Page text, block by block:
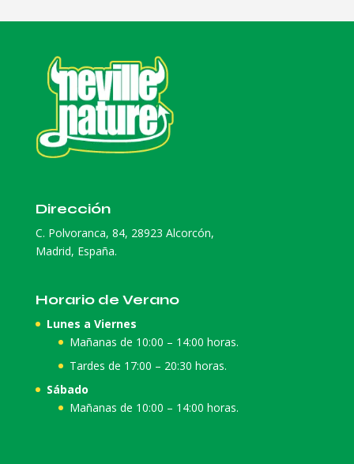
Dirección
C. Polvoranca, 84, 28923 Alcorcón,
Madrid, España.
Horario de Verano
Lunes a Viernes
Mañanas de 10:00 – 14:00 horas.
Tardes de 17:00 – 20:30 horas.
Sábado
Mañanas de 10:00 – 14:00 horas.